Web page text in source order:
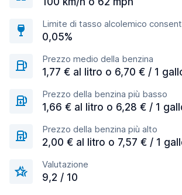
Limite di tasso alcolemico
0,05%
Prezzo medio della benzina
1,77 € al litro o 6,70 € / 1
Prezzo della benzina più basso
1,66 € al litro o 6,28 € / 1
Prezzo della benzina più alto
2,00 € al litro o 7,57 € / 1
Valutazione
9,2 / 10